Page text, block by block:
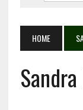
HOME